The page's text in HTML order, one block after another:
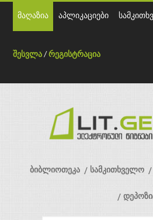
მაღაზია აპლიკაციები
შესვლა /რეგისტრაცია
ბიბლიოთეკა სამკითხველო